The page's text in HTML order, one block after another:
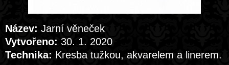
Název: Jarní věneček
Vytvořeno: 30. 1. 2020
Technika: Kresba tužkou, akvarelem a linerem.